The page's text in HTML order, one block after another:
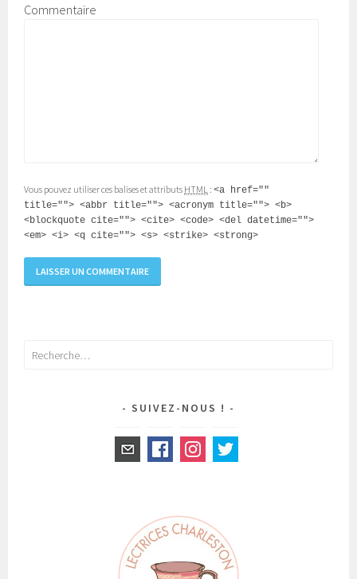
Commentaire
Vous pouvez utiliser ces balises et attributs HTML :<a href=""
title=""> <abbr title=""> <acronym title=""> <b>
<blockquote cite=""> <cite> <code> <del datetime="">
<em> <i> <q cite=""> <s> <strike> <strong>
Rechercher :
SUIVEZ-NOUS !